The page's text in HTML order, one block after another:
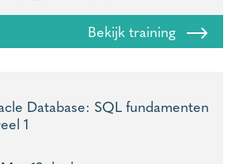
Bekijk training
Database: SQL fundamenten
1